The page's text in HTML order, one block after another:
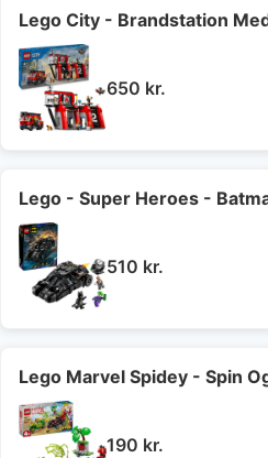
Lego City - Brandstation
650 kr.
Lego - Super Heroes -
510 kr.
Lego Marvel Spidey - Spin
190 kr.